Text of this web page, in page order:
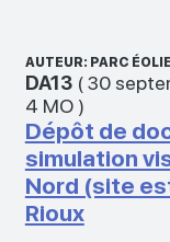
AUTEUR: PARC
DA13(30
4 MO)
Dépôt de
simulation
Nord (site
Rioux